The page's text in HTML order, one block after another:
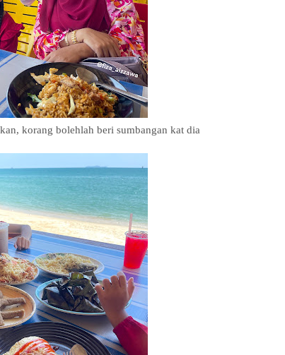
korang bolehlah beri sumbangan kat dia